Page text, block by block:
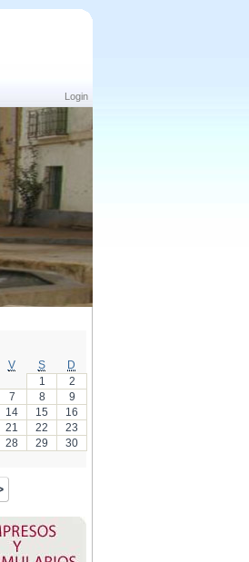
Login
V S
D
1
2
7 8
9
14 15
16
21 22
23
28 29
30